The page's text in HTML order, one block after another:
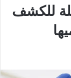
للكشف